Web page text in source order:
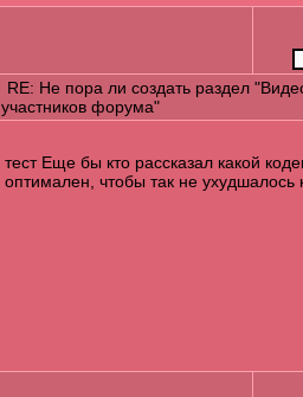
RE: Не пора ли создать раздел
участников форума"
тест Еще бы кто рассказал какой
оптимален, чтобы так не ухудшалось